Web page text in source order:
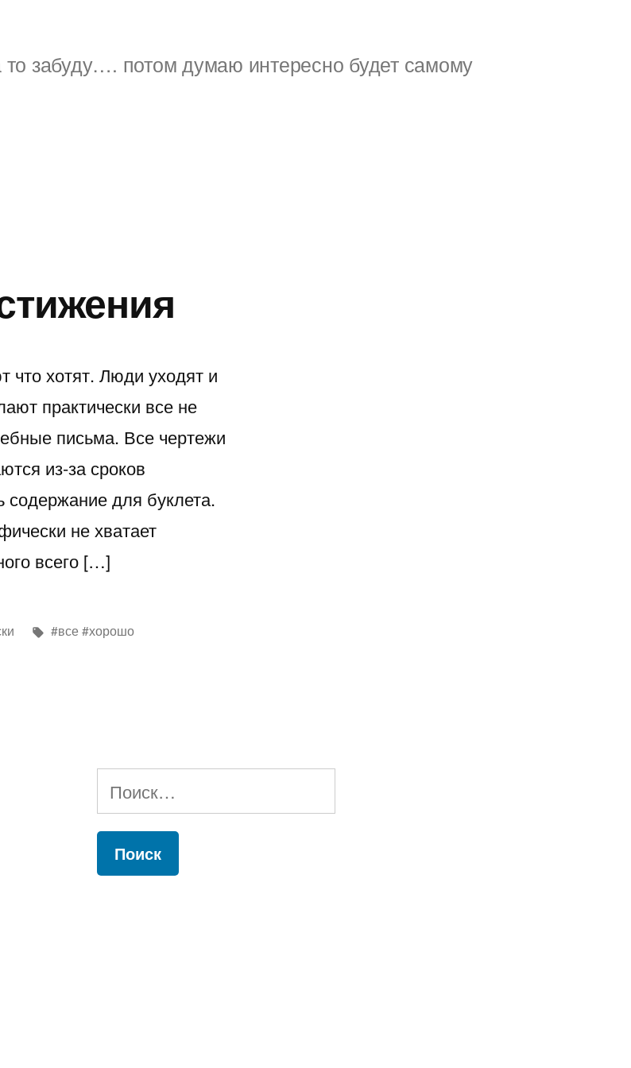
то забуду…. потом думаю интересно будет самому
что хотят. Люди уходят и
практически все не
письма. Все чертежи
из-за сроков
содержание для буклета.
не хватает
всего […]
Метки:
#все #хорошо
Найти: